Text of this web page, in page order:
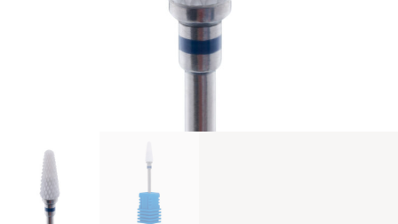
TWÓJ KOSZYK (